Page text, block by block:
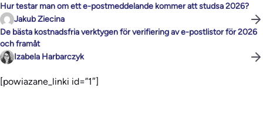
Hur testar man om ett e-postmeddelande kommer att studsa 2026?
Jakub Ziecina
De bästa kostnadsfria verktygen för verifiering av e-postlistor för 2026
och framåt
Izabela Harbarczyk
[powiazane_linki id=”1″]